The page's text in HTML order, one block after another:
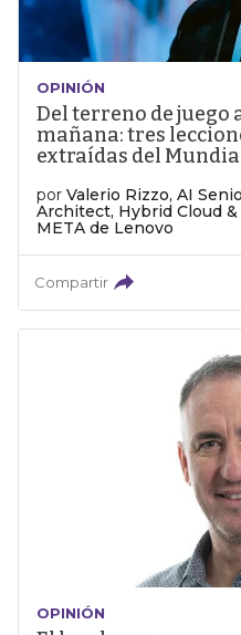
OPINIÓN
Del terreno de juego
mañana: tres
extraídas del
por Valerio Rizzo, AI
Architect, Hybrid Cloud
META de Lenovo
Compartir
OPINIÓN